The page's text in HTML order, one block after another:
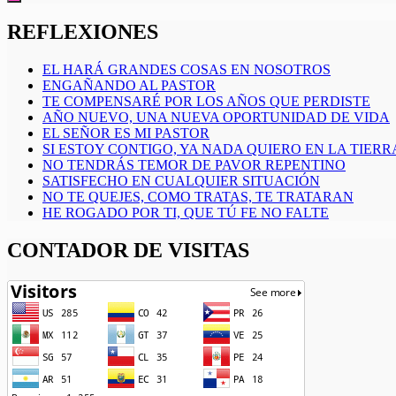
REFLEXIONES
EL HARÁ GRANDES COSAS EN NOSOTROS
ENGAÑANDO AL PASTOR
TE COMPENSARÉ POR LOS AÑOS QUE PERDISTE
AÑO NUEVO, UNA NUEVA OPORTUNIDAD DE VIDA
EL SEÑOR ES MI PASTOR
SI ESTOY CONTIGO, YA NADA QUIERO EN LA
NO TENDRÁS TEMOR DE PAVOR REPENTINO
SATISFECHO EN CUALQUIER SITUACIÓN
NO TE QUEJES, COMO TRATAS, TE TRATARAN
HE ROGADO POR TI, QUE TÚ FE NO FALTE
CONTADOR DE VISITAS